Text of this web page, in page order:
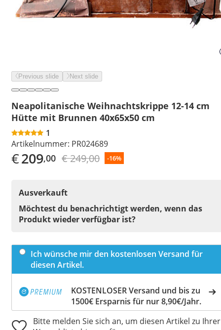
Previous slide Next slide
Neapolitanische Weihnachtskrippe 12-14 cm
Hütte mit Brunnen 40x65x50 cm
1
Artikelnummer: PR024689
€209,00 € 249,00 -16%
Ausverkauft
Möchtest du benachrichtigt werden, wenn das
Produkt wieder verfügbar ist?
Ich wünsche mir den kostenlosen Versand für
diesen Artikel.
KOSTENLOSER Versand und bis zu
1500€ Ersparnis für nur 8,90€/Jahr.
Bitte melden Sie sich an, um diesen Artikel zu Ihrer